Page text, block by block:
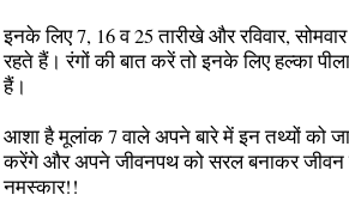
इनके लिए 7, 16 व 25 तारीखे और रविवार,
रहते हैं। रंगों की बात करें तो इनके लिए हल्का
हैं।
आशा है मूलांक 7 वाले अपने बारे में इन तथ्यों
करेंगे और अपने जीवनपथ को सरल बनाकर
नमस्कार!!